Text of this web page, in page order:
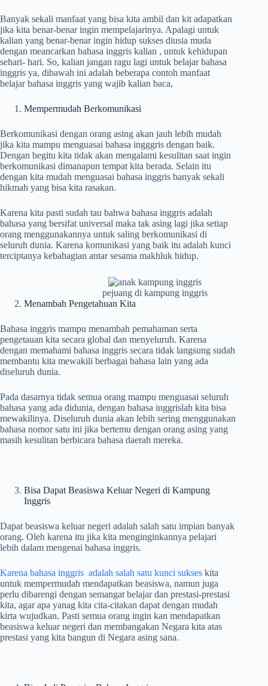
Banyak sekali manfaat yang bisa kita ambil dan kit adapatkan
jika kita benar-benar ingin mempelajarinya. Apalagi untuk
kalian yang benar-benar ingin hidup sukses diusia muda
dengan meancarkan bahasa inggris kalian , untuk kehidupan
sehari- hari. So, kalian jangan ragu lagi untuk belajar bahasa
inggris ya, dibawah ini adalah beberapa contoh manfaat
belajar bahasa inggris yang wajib kalian baca,
Mempermudah Berkomunikasi
Berkomunikasi dengan orang asing akan jauh lebih mudah
jika kita mampu menguasai bahasa ingggris dengan baik.
Dengan begitu kita tidak akan mengalami kesulitan saat ingin
berkomunikasi dimanapun tempat kita berada. Selain itu
dengan kita mudah menguasai bahasa inggris banyak sekali
hikmah yang bisa kita rasakan.
Karena kita pasti sudah tau bahwa bahasa inggris adalah
bahasa yang bersifat universal maka tak asing lagi jika setiap
orang menggunakannya untuk saling berkomunikasi di
seluruh dunia. Karena komunikasi yang baik itu adalah kunci
terciptanya kebahagian antar sesama makhluk hidup.
pejuang di kampung inggris
Menambah Pengetahuan Kita
Bahasa inggris mampu menambah pemahaman serta
pengetauan kita secara global dan menyeluruh. Karena
dengan memahami bahasa inggris secara tidak langsung sudah
membantu kita mewakili berbagai bahasa lain yang ada
diseluruh dunia.
Pada dasarnya tidak semua orang mampu menguasai seluruh
bahasa yang ada didunia, dengan bahasa inggrislah kita bisa
mewakilinya. Diseluruh dunia akan lebih sering menggunakan
bahasa nomor satu ini jika bertemu dengan orang asing yang
masih kesulitan berbicara bahasa daerah mereka.
Bisa Dapat Beasiswa Keluar Negeri di Kampung
Inggris
Dapat beasiswa keluar negeri adalah salah satu impian banyak
orang. Oleh karena itu jika kita menginginkannya pelajari
lebih dalam mengenai bahasa inggris.
Karena bahasa inggris adalah salah satu kunci sukses kita
untuk mempermudah mendapatkan beasiswa, namun juga
perlu dibarengi dengan semangat belajar dan prestasi-prestasi
kita, agar apa yanag kita cita-citakan dapat dengan mudah
kirta wujudkan. Pasti semua orang ingin kan mendapatkan
beasiswa keluar negeri dan membangakan Negara kita atas
prestasi yang kita bangun di Negara asing sana.